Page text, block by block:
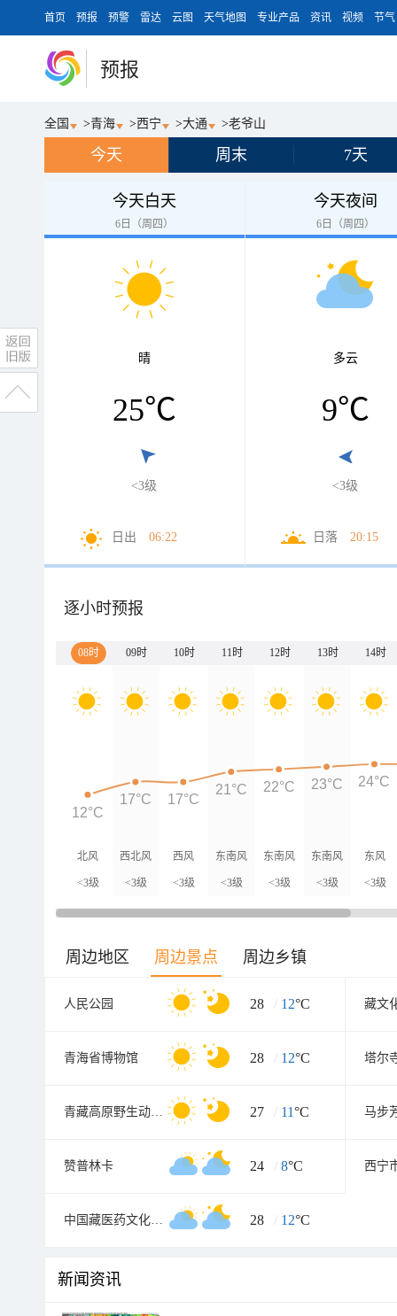
首页 预报 预警 雷达 云图 天气地图 专业产品 资讯 视频 节气
预报
全国 >青海 >西宁 >大通 >老爷山
今天 周末 7天
今天白天
6日（周四）
晴
25℃
<3级
日出 06:22
今天夜间
6日（周四）
多云
9℃
<3级
日落 20:15
逐小时预报
08时 09时 10时 11时 12时 13时 14时
北风
<3级
西北风
<3级
西风
<3级
东南风
<3级
东南风
<3级
东南风
<3级
东风
<3级
12°C
17°C 17°C
21°C 22°C 23°C 24°C
周边地区 周边景点 周边乡镇
人民公园 28 / 12°C 藏文
青海省博物馆 28 / 12°C 塔尔
青藏高原野生动物园 27 / 11°C 马步
赞普林卡 24 / 8°C
中国藏医药文化博物馆 28 / 12°C
新闻资讯